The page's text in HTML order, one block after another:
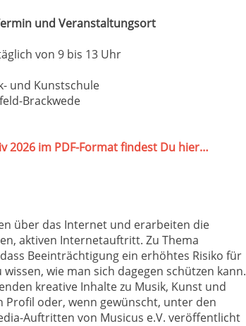
und Veranstaltungsort
von 9 bis 13 Uhr
und Kunstschule
Brackwede
2026 im PDF-Format findest Du hier…
über das Internet und erarbeiten die
aktiven Internetauftritt. Zu Thema
Beeinträchtigung ein erhöhtes Risiko für
wie man sich dagegen schützen kann.
kreative Inhalte zu Musik, Kunst und
oder, wenn gewünscht, unter den
Auftritten von Musicus e.V. veröffentlicht